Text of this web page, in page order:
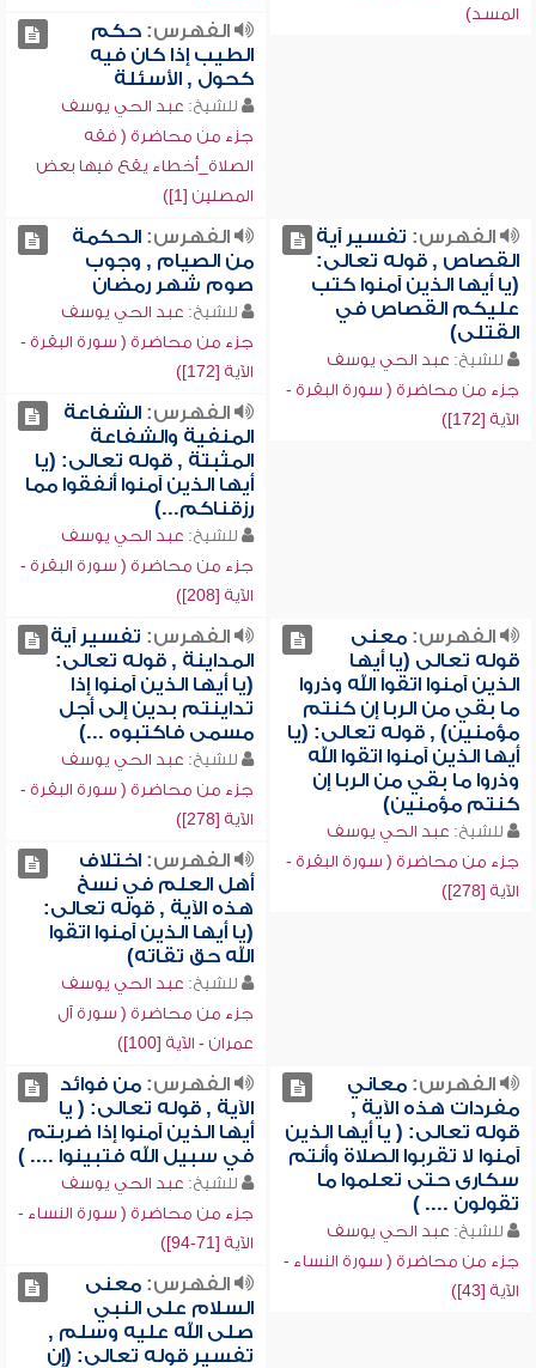
المسد)
الفهرس:حكم
الطيب إذا كان فيه
كحول , الأسئلة
للشيخ: عبد الحي يوسف
جزء من محاضرة ( فقه
الصلاة_أخطاء يقع فيها بعض
المصلين [1])
الفهرس: تفسير آية
القصاص , قوله تعالى:
(يا أيها الذين آمنوا كتب
عليكم القصاص في
القتلى)
للشيخ: عبد الحي يوسف
جزء من محاضرة ( سورة البقرة -
الآية [172])
الفهرس:الحكمة
من الصيام , وجوب
صوم شهر رمضان
للشيخ: عبد الحي يوسف
جزء من محاضرة ( سورة البقرة -
الآية [172])
الفهرس:الشفاعة
المنفية والشفاعة
المثبتة , قوله تعالى: (يا
أيها الذين آمنوا أنفقوا مما
رزقناكم...)
للشيخ: عبد الحي يوسف
جزء من محاضرة ( سورة البقرة -
الآية [208])
الفهرس:معنى
قوله تعالى (يا أيها
الذين آمنوا اتقوا الله وذروا
ما بقي من الربا إن كنتم
مؤمنين) , قوله تعالى: (يا
أيها الذين آمنوا اتقوا الله
وذروا ما بقي من الربا إن
كنتم مؤمنين)
للشيخ: عبد الحي يوسف
جزء من محاضرة ( سورة البقرة -
الآية [278])
الفهرس: تفسير آية
المداينة , قوله تعالى:
(يا أيها الذين آمنوا إذا
تداينتم بدين إلى أجل
مسمى فاكتبوه ...)
للشيخ: عبد الحي يوسف
جزء من محاضرة ( سورة البقرة -
الآية [278])
الفهرس:اختلاف
أهل العلم في نسخ
هذه الآية , قوله تعالى:
(يا أيها الذين آمنوا اتقوا
الله حق تقاته)
للشيخ: عبد الحي يوسف
جزء من محاضرة ( سورة آل
عمران - الآية [100])
الفهرس:معاني
مفردات هذه الآية ,
قوله تعالى: ( يا أيها الذين
آمنوا لا تقربوا الصلاة وأنتم
سكارى حتى تعلموا ما
تقولون .... )
للشيخ: عبد الحي يوسف
جزء من محاضرة ( سورة النساء -
الآية [43])
الفهرس:من فوائد
الآية , قوله تعالى: ( يا
أيها الذين آمنوا إذا ضربتم
في سبيل الله فتبينوا .... )
للشيخ: عبد الحي يوسف
جزء من محاضرة ( سورة النساء -
الآية [71-94])
الفهرس:معنى
السلام على النبي
صلى الله عليه وسلم ,
تفسير قوله تعالى: (إن